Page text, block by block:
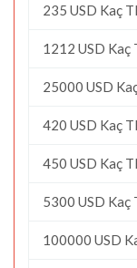
235 USD Kaç
1212 USD Kaç
25000 USD
420 USD Kaç
450 USD Kaç
5300 USD Kaç
100000 USD